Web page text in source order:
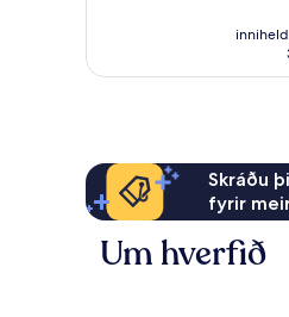
Skráðu
fyrir
Um hverfið